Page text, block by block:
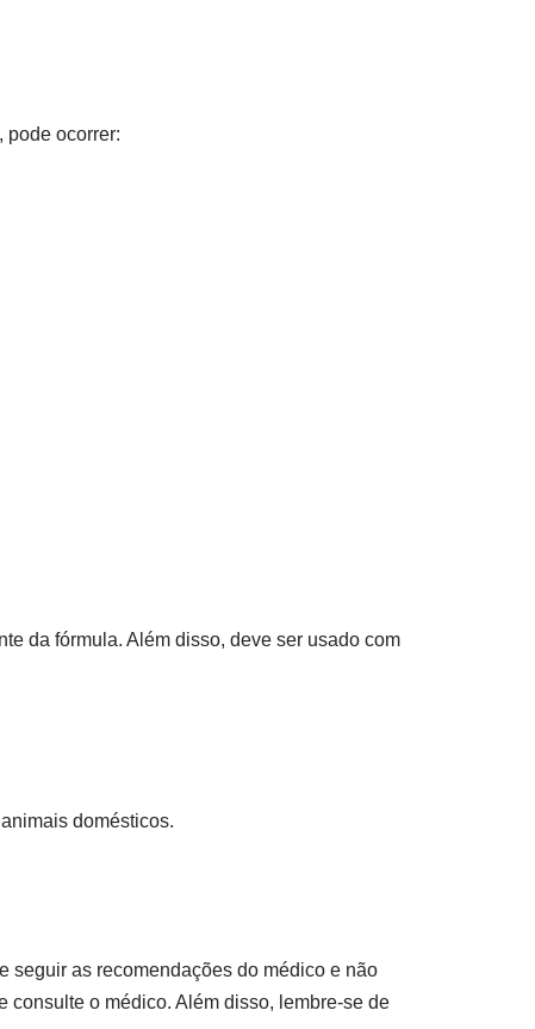
pode ocorrer:
da fórmula. Além disso, deve ser usado com
domésticos.
seguir as recomendações do médico e não
consulte o médico. Além disso, lembre-se de